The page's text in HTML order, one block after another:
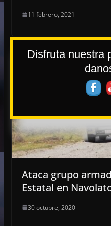
11 febrero, 2021
Ataca grupo
Estatal en
30 octubre, 2020
Disfruta nuestra